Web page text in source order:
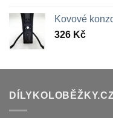
Kovové
326 Kč